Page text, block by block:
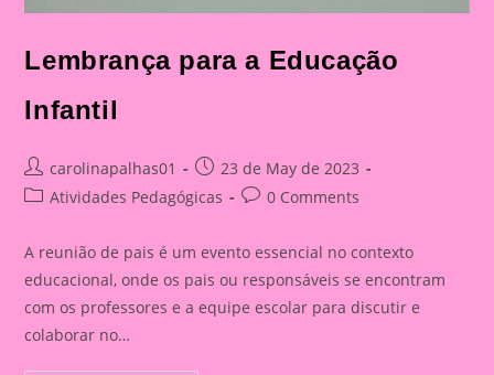
Lembrança para a Educação
Infantil
Post
author:
carolinapalhas01
Post
published:
23 de May de 2023
PostAtividades Pedagógicas
Post0 Comments
A reunião de pais é um evento essencial no contexto
educacional, onde os pais ou responsáveis se encontram
com os professores e a equipe escolar para discutir e
colaborar no…